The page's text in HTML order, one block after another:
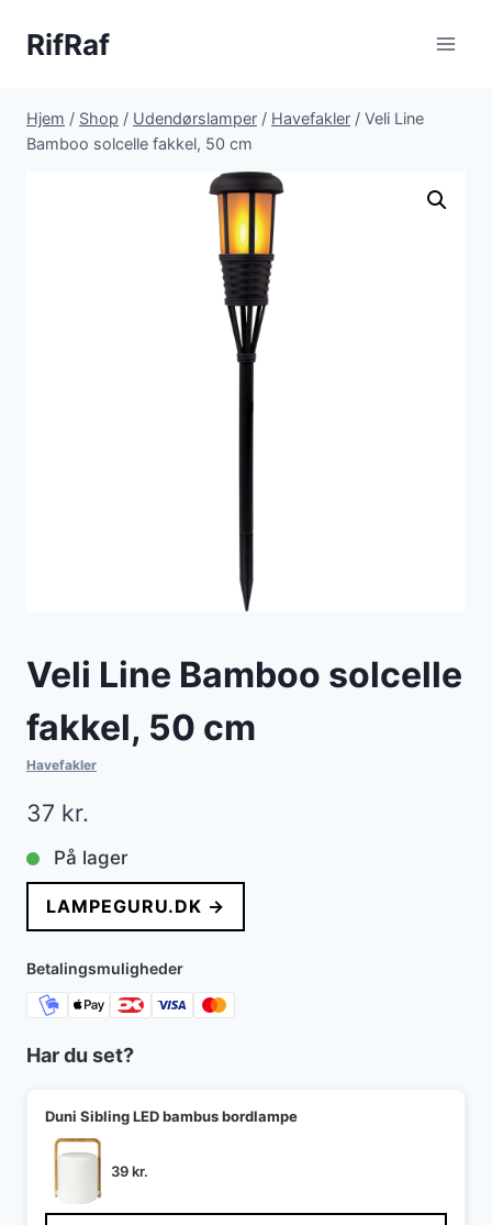
RifRaf
Hjem / Shop / Udendørslamper / Havefakler / Veli Line
Bamboo solcelle fakkel, 50 cm
Veli Line Bamboo solcelle
fakkel, 50 cm
Havefakler
37 kr.
På lager
LAMPEGURU.DK →
Betalingsmuligheder
Har du set?
Duni Sibling LED bambus bordlampe
39kr.